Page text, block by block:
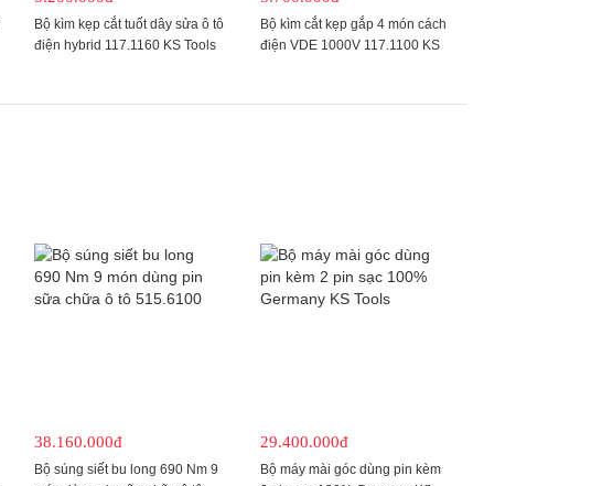
Bộ kìm kẹp cắt tuốt dây sửa ô tô
điện hybrid 117.1160 KS Tools
Bộ kìm cắt kẹp gắp 4 món cách
điện VDE 1000V 117.1100 KS
38.160.000đ
Bộ súng siết bu long 690 Nm 9
29.400.000đ
Bộ máy mài góc dùng pin kèm